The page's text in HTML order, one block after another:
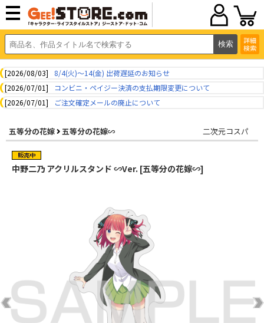
詳細
検索
[2026/08/03]
8/4(火)～14(金) 出荷遅延のお知らせ
[2026/07/01]
コンビニ・ペイジー決済の支払期限変更について
[2026/07/01]
ご注文確定メールの廃止について
五等分の花嫁 五等分の花嫁∽ 二次元コスパ
中野二乃 アクリルスタンド ∽Ver. [五等分の花嫁∽]